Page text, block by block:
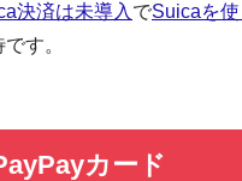
決済は未導入 でSuicaを
す。
カード